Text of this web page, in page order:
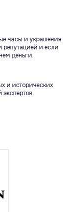
часы и украшения
и если
деньги.
и исторических